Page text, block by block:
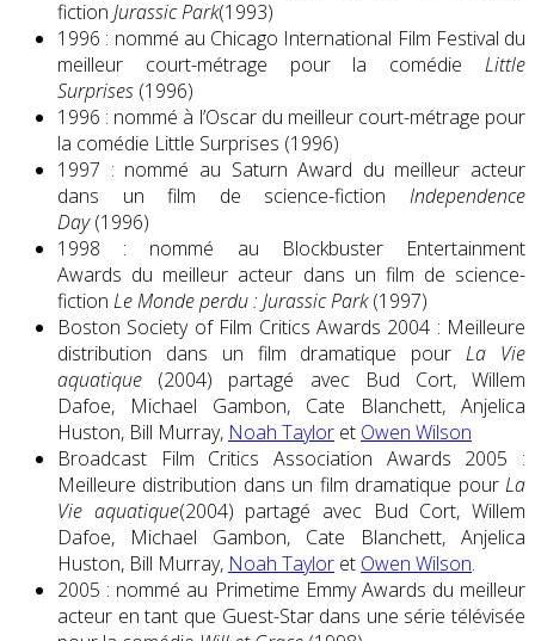
fiction Jurassic Park(1993)
1996 : nommé au Chicago International Film Festival du
meilleur court-métrage pour la comédie Little
Surprises (1996)
1996 : nommé à l’Oscar du meilleur court-métrage pour
la comédie Little Surprises (1996)
1997 : nommé au Saturn Award du meilleur acteur
dans un film de science-fiction Independence
Day(1996)
1998 : nommé au Blockbuster Entertainment
Awards du meilleur acteur dans un film de science-
fiction Le Monde perdu : Jurassic Park(1997)
Boston Society of Film Critics Awards 2004 : Meilleure
distribution dans un film dramatique pourLa Vie
aquatique (2004) partagé avec Bud Cort, Willem
Dafoe, Michael Gambon, Cate Blanchett, Anjelica
Huston, Bill Murray, Noah Taylor et Owen Wilson
Broadcast Film Critics Association Awards 2005 :
Meilleure distribution dans un film dramatique pour La
Vie aquatique(2004) partagé avec Bud Cort, Willem
Dafoe, Michael Gambon, Cate Blanchett, Anjelica
Huston, Bill Murray, Noah Taylor et Owen Wilson.
2005 : nommé au Primetime Emmy Awards du meilleur
acteur en tant que Guest-Star dans une série télévisée